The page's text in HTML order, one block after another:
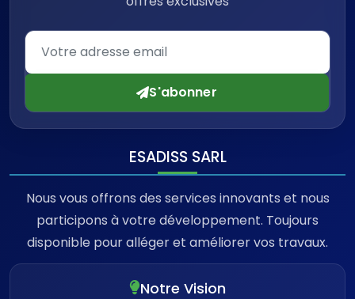
S'abonner
ESADISS SARL
Nous vous offrons des services innovants et nous
participons à votre développement. Toujours
disponible pour alléger et améliorer vos travaux.
Notre Vision